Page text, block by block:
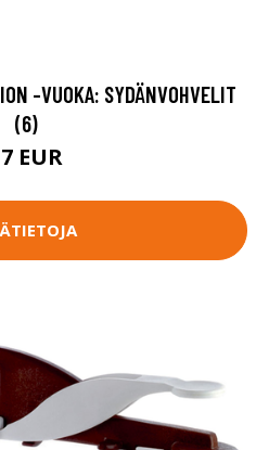
-VUOKA: SYDÄNVOHVELIT
(6)
EUR